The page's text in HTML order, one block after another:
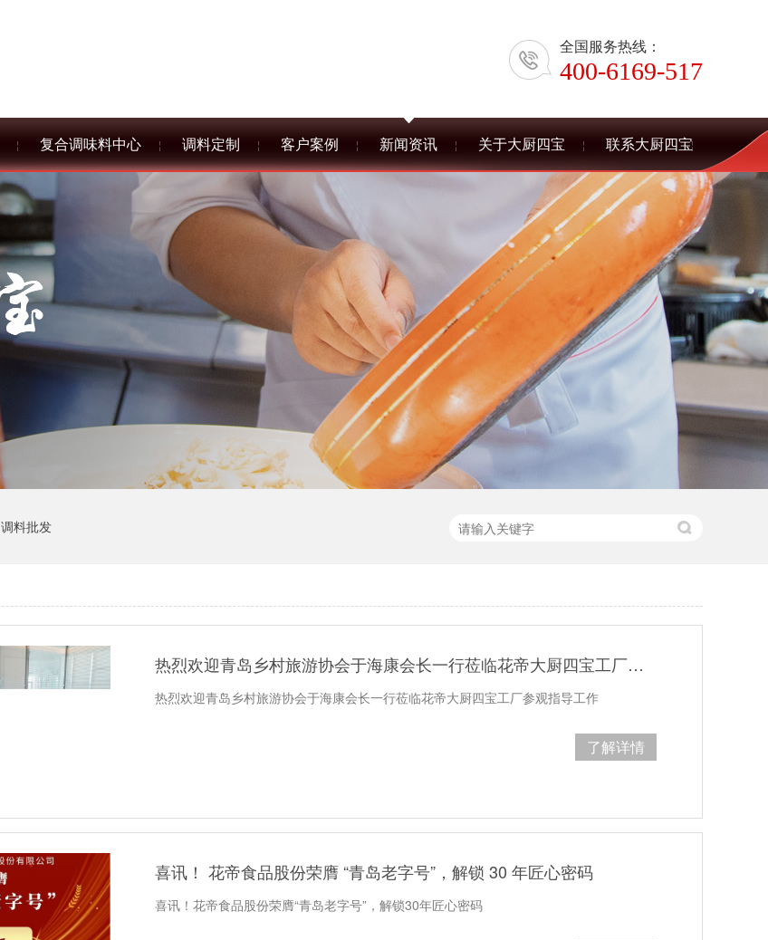
全国服务热线：
400-6169-517
复合调味料中心 调料定制 客户案例 新闻资讯 关于大厨四宝 联系大厨四宝
调料批发
热烈欢迎青岛乡村旅游协会于海康会长一行莅临花帝大厨四宝工厂参观指导工作
热烈欢迎青岛乡村旅游协会于海康会长一行莅临花帝大厨四宝工厂参观指导工作
了解详情
喜讯！ 花帝食品股份荣膺 “青岛老字号”，解锁 30 年匠心密码​
喜讯！花帝食品股份荣膺“青岛老字号”，解锁30年匠心密码